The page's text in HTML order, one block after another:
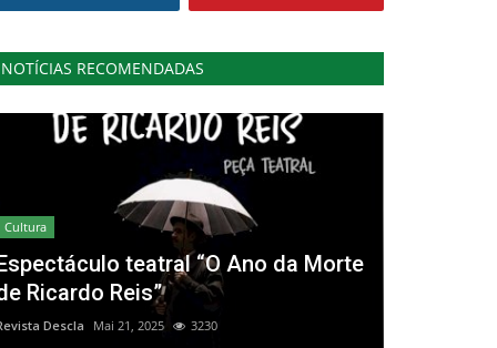
NOTÍCIAS RECOMENDADAS
Cultura
teatral “O Ano da Morte
Ricardo Reis”
Descla Mai 21, 2025 3230